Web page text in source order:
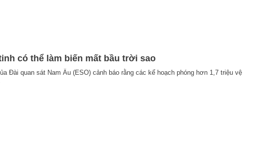
có thể làm biến mất bầu trời sao
Đài quan sát Nam Âu (ESO) cảnh báo rằng các kế hoạch phóng hơn 1,7 triệu vệ